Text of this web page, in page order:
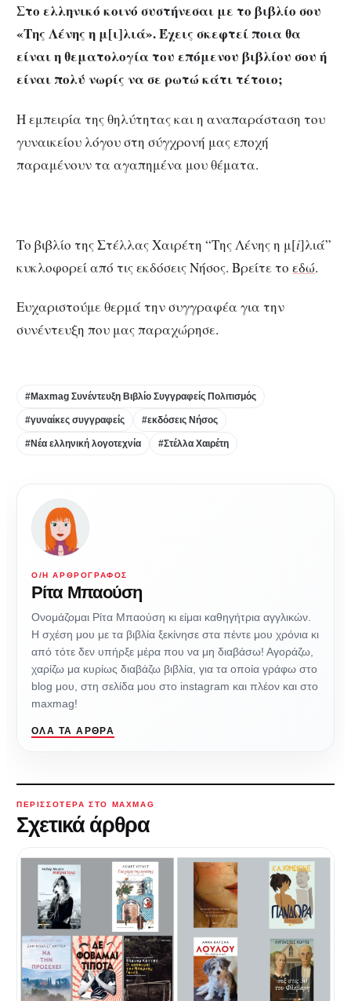
Στο ελληνικό κοινό συστήνεσαι με το βιβλίο σου
«Της Λένης η μ[ι]λιά». Έχεις σκεφτεί ποια θα
είναι η θεματολογία του επόμενου βιβλίου σου ή
είναι πολύ νωρίς να σε ρωτώ κάτι τέτοιο;
Η εμπειρία της θηλύτητας και η αναπαράσταση του
γυναικείου λόγου στη σύγχρονή μας εποχή
παραμένουν τα αγαπημένα μου θέματα.
Το βιβλίο της Στέλλας Χαιρέτη “Της Λένης η μ[i]λιά”
κυκλοφορεί από τις εκδόσεις Νήσος. Βρείτε το εδώ.
Ευχαριστούμε θερμά την συγγραφέα για την
συνέντευξη που μας παραχώρησε.
#Maxmag Συνέντευξη Βιβλίο Συγγραφείς Πολιτισμός
#γυναίκες συγγραφείς #εκδόσεις Νήσος
#Νέα ελληνική λογοτεχνία #Στέλλα Χαιρέτη
Ο/Η ΑΡΘΡΟΓΡΆΦΟΣ
Ρίτα Μπαούση
Ονομάζομαι Ρίτα Μπαούση κι είμαι καθηγήτρια αγγλικών.
Η σχέση μου με τα βιβλία ξεκίνησε στα πέντε μου χρόνια κι
από τότε δεν υπήρξε μέρα που να μη διαβάσω! Αγοράζω,
χαρίζω μα κυρίως διαβάζω βιβλία, για τα οποία γράφω στο
blog μου, στη σελίδα μου στο instagram και πλέον και στο
maxmag!
ΌΛΑ ΤΑ ΆΡΘΡΑ
ΠΕΡΙΣΣΌΤΕΡΑ ΣΤΟ MAXMAG
Σχετικά άρθρα